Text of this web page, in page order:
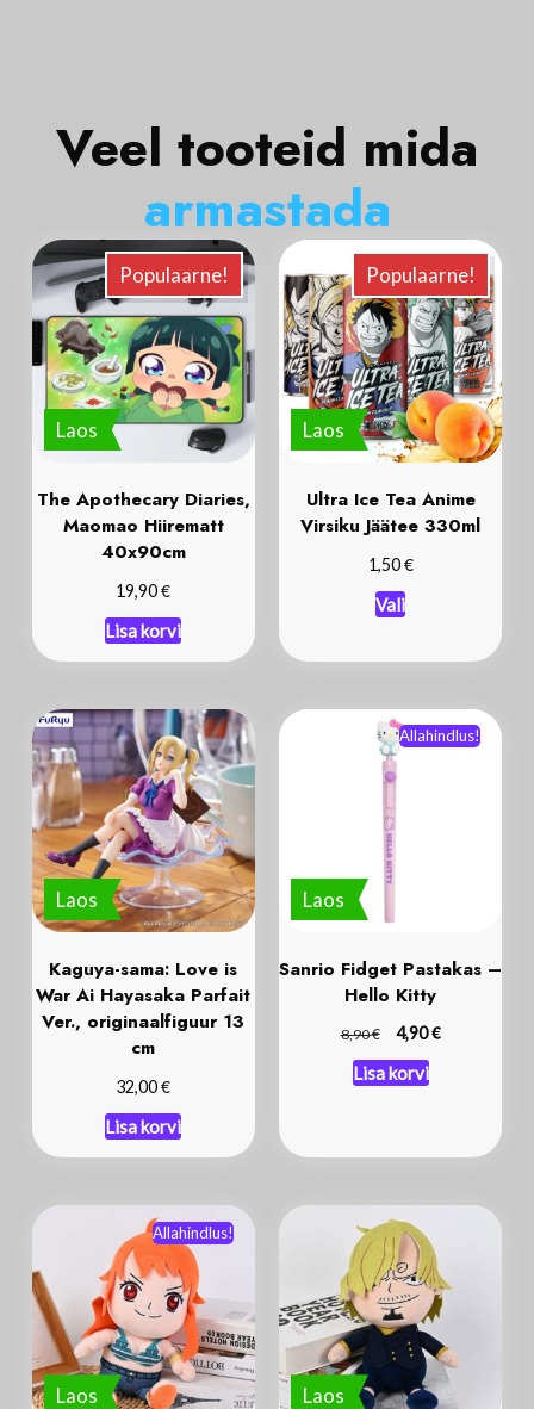
Veel tooteid mida
armastada
Laos
Populaarne!
The Apothecary Diaries,
Maomao Hiirematt
40x90cm
19,90€
Lisa korvi
Laos
Populaarne!
Ultra Ice Tea Anime
Virsiku Jäätee 330ml
1,50€
Vali
Laos
Kaguya-sama: Love is
War Ai Hayasaka Parfait
Ver., originaalfiguur 13
cm
32,00€
Lisa korvi
Laos
Allahindlus!
Sanrio Fidget Pastakas –
Hello Kitty
8,90€ 4,90€
Lisa korvi
Laos
Allahindlus!
Laos